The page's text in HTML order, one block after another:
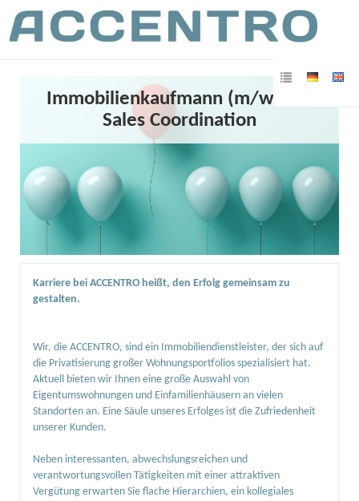
Immobilienkaufmann (m/w/d) /
Sales Coordination
Karriere bei ACCENTRO heißt, den Erfolg gemeinsam zu
gestalten.
Wir, die ACCENTRO, sind ein Immobiliendienstleister, der sich auf
die Privatisierung großer Wohnungsportfolios spezialisiert hat.
Aktuell bieten wir Ihnen eine große Auswahl von
Eigentumswohnungen und Einfamilienhäusern an vielen
Standorten an. Eine Säule unseres Erfolges ist die Zufriedenheit
unserer Kunden.
Neben interessanten, abwechslungsreichen und
verantwortungsvollen Tätigkeiten mit einer attraktiven
Vergütung erwarten Sie flache Hierarchien, ein kollegiales